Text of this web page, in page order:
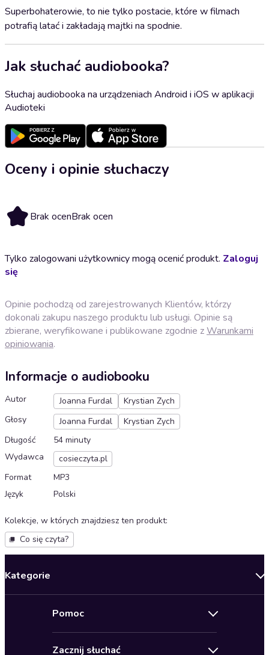
Superbohaterowie, to nie tylko postacie, które w filmach
potrafią latać i zakładają majtki na spodnie.
Jak słuchać audiobooka?
Słuchaj audiobooka na urządzeniach Android i iOS w aplikacji
Audioteki
Oceny i opinie słuchaczy
Brak ocenBrak ocen
Tylko zalogowani użytkownicy mogą ocenić produkt. Zaloguj
się
Opinie pochodzą od zarejestrowanych Klientów, którzy
dokonali zakupu naszego produktu lub usługi. Opinie są
zbierane, weryfikowane i publikowane zgodnie zWarunkami
opiniowania.
Informacje o audiobooku
Autor Joanna Furdal
Krystian Zych
Głosy
Joanna Furdal
Krystian Zych
Długość
54 minuty
Wydawca
cosieczyta.pl
Format
MP3
Język
Polski
Kolekcje, w których znajdziesz ten produkt:
Co się czyta?
Kategorie
Pomoc
Zacznij słuchać